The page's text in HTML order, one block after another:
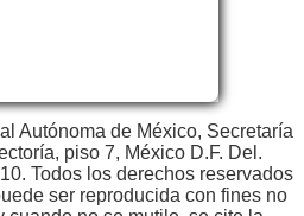
Autónoma de México, Secretaría
piso 7, México D.F. Del.
Todos los derechos reservados
ser reproducida con fines no